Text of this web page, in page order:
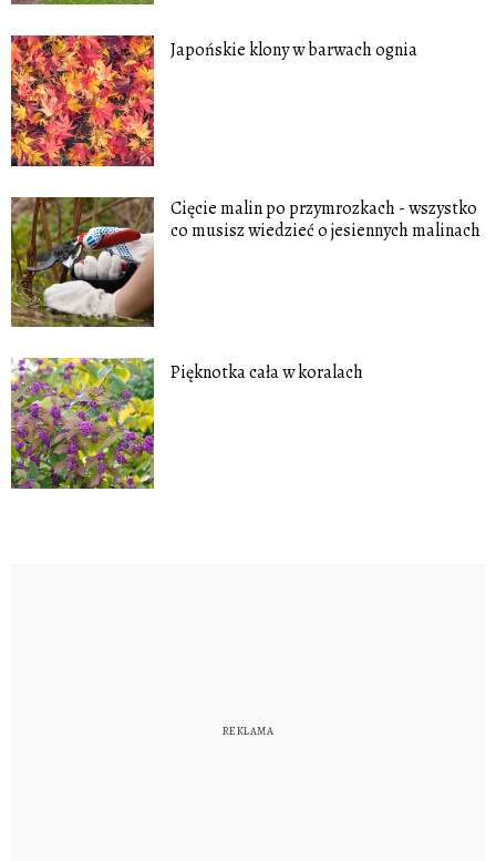
Japońskie klony w barwach ognia
Cięcie malin po przymrozkach - wszystko
co musisz wiedzieć o jesiennych malinach
Pięknotka cała w koralach